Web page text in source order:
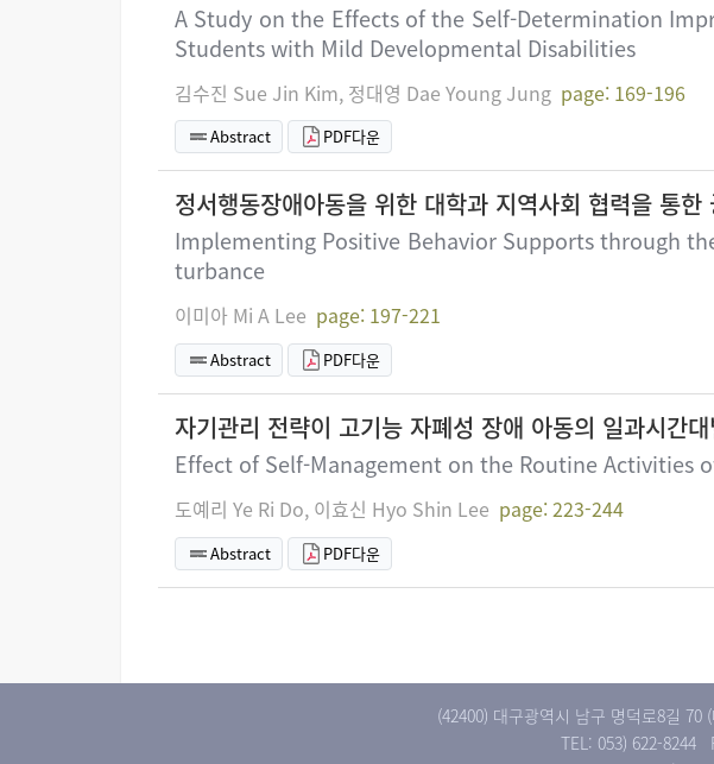
A Study on the Effects of the Self-Determination
Students with Mild Developmental Disabilities
김수진 Sue Jin Kim, 정대영 Dae Young Jung page: 169-196
Abstract PDF다운
정서행동장애아동을 위한 대학과 지역사회 협력을 통
Implementing Positive Behavior Supports through
turbance
이미아 Mi A Lee page: 197-221
Abstract PDF다운
자기관리 전략이 고기능 자폐성 장애 아동의 일과시간
Effect of Self-Management on the Routine Activities
도예리 Ye Ri Do, 이효신 Hyo Shin Lee page: 223-244
Abstract PDF다운
(42400) 대구광역시 남구 명덕로8길 70
TEL: 053) 622-8244